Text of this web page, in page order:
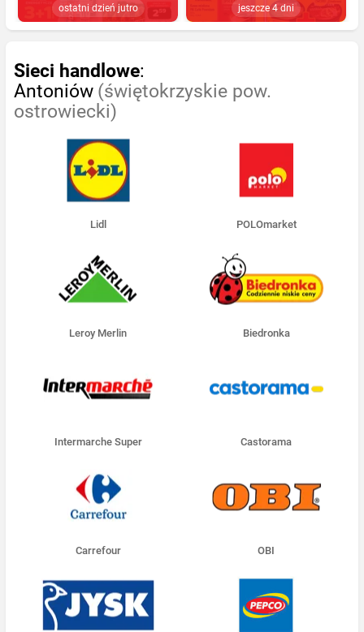
ostatni dzień jutro jeszcze 4 dni
Sieci handlowe:
Antoniów (świętokrzyskie pow.
ostrowiecki)
Lidl POLOmarket
Leroy Merlin Biedronka
Intermarche Super Castorama
Carrefour OBI